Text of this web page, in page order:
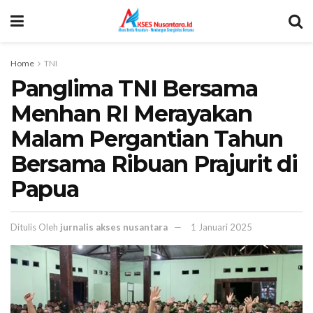
Home TNI
Panglima TNI Bersama
Menhan RI Merayakan
Malam Pergantian Tahun
Bersama Ribuan Prajurit di
Papua
Ditulis Oleh jurnalis akses nusantara 1 Januari 2025